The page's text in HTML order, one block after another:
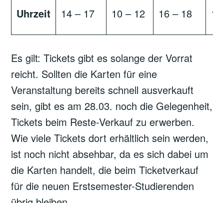
Uhrzeit 14 – 17 10 – 12 16 – 18
Es gilt: Tickets gibt es solange der Vorrat
reicht. Sollten die Karten für eine
Veranstaltung bereits schnell ausverkauft
sein, gibt es am 28.03. noch die Gelegenheit,
Tickets beim Reste-Verkauf zu erwerben.
Wie viele Tickets dort erhältlich sein werden,
ist noch nicht absehbar, da es sich dabei um
die Karten handelt, die beim Ticketverkauf
für die neuen Erstsemester-Studierenden